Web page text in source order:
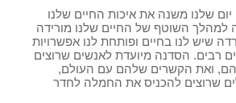
שלנו משנה את איכות החיים שלנו
למהלך השוטף של החיים שלנו מורידה
שיש לנו בחיים ופותחת לנו אפשרויות
רבים. הסדנה מיועדת לאנשים שרוצים
, ואת הקשרים שלהם עם העולם,
שרוצים להכניס את החמלה לחדר